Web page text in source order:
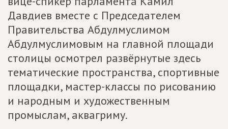
Давдиев вместе с Председателем
Правительства Абдулмуслимом
Абдулмуслимовым на главной площади
столицы осмотрел развёрнутые здесь
тематические пространства, спортивные
площадки, мастер-классы по рисованию
и народным и художественным
промыслам, аквагриму.